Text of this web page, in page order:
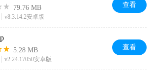
79.76 MB
v8.3.14.2安卓版
查看
5.28 MB
v2.24.17050安卓版
查看